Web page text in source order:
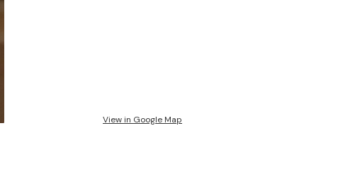
View in Google Map